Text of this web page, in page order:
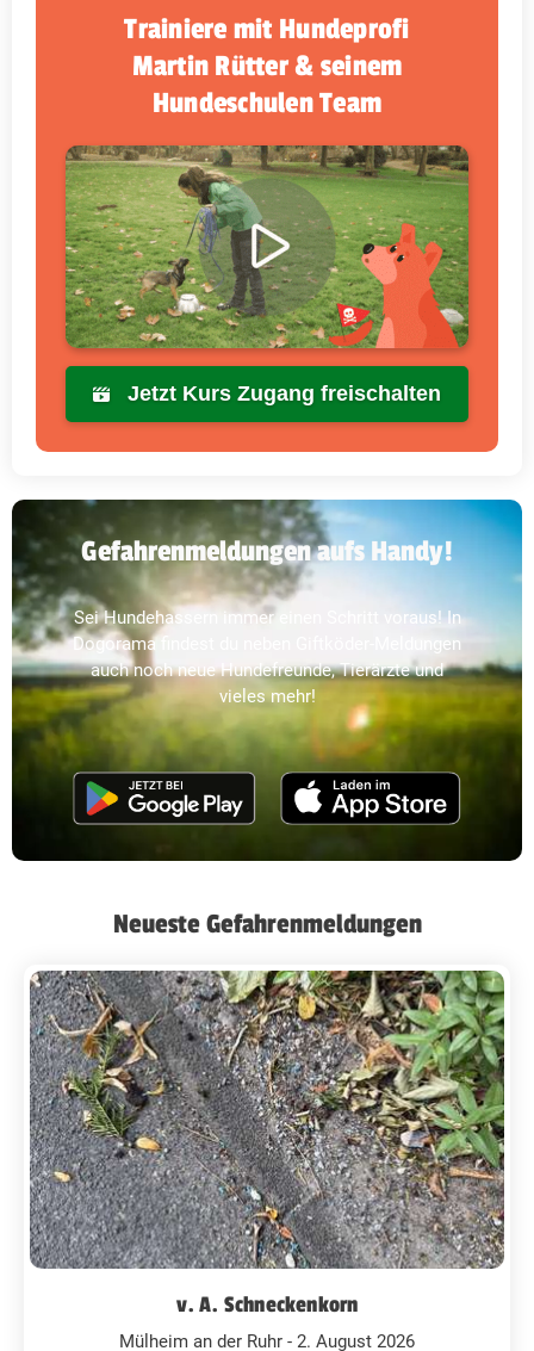
Trainiere mit Hundeprofi
Martin Rütter & seinem
Hundeschulen Team
Jetzt Kurs Zugang freischalten
Gefahrenmeldungen aufs Handy!
Sei Hundehassern immer einen Schritt voraus! In
Dogorama findest du neben Giftköder-Meldungen
auch noch neue Hundefreunde, Tierärzte und
vieles mehr!
Neueste Gefahrenmeldungen
v. A. Schneckenkorn
Mülheim an der Ruhr - 2. August 2026